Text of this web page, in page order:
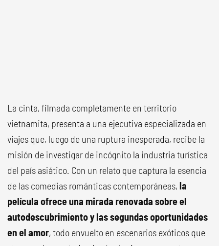
La cinta, filmada completamente en territorio
vietnamita, presenta a una ejecutiva especializada en
viajes que, luego de una ruptura inesperada, recibe la
misión de investigar de incógnito la industria turística
del país asiático. Con un relato que captura la esencia
de las comedias románticas contemporáneas, la
película ofrece una mirada renovada sobre el
autodescubrimiento y las segundas oportunidades
en el amor, todo envuelto en escenarios exóticos que